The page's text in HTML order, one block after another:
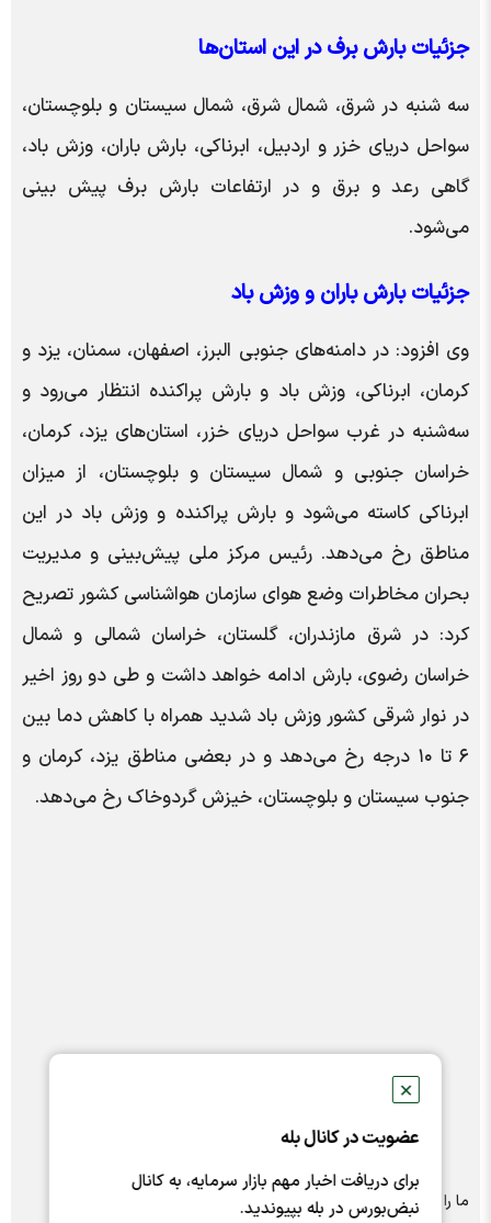
✕
عضویت در کانال بله
برای دریافت اخبار مهم بازار سرمایه، به کانال
نبض‌بورس در بله بپیوندید.
جزئیات بارش برف در این استان‌ها
سه شنبه در شرق، شمال شرق، شمال سیستان و بلوچستان،
سواحل دریای خزر و اردبیل، ابرناکی، بارش باران، وزش باد،
گاهی رعد و برق و در ارتفاعات بارش برف پیش بینی
می‌شود.
جزئیات بارش باران و وزش باد
وی افزود: در دامنه‌های جنوبی البرز، اصفهان، سمنان، یزد و
کرمان، ابرناکی، وزش باد و بارش پراکنده انتظار می‌رود و
سه‌شنبه در غرب سواحل دریای خزر، استان‌های یزد، کرمان،
خراسان جنوبی و شمال سیستان و بلوچستان، از میزان
ابرناکی کاسته می‌شود و بارش پراکنده و وزش باد در این
مناطق رخ می‌دهد. رئیس مرکز ملی پیش‌بینی و مدیریت
بحران مخاطرات وضع هوای سازمان هواشناسی کشور تصریح
کرد: در شرق مازندران، گلستان، خراسان شمالی و شمال
خراسان رضوی، بارش ادامه خواهد داشت و طی دو روز اخیر
در نوار شرقی کشور وزش باد شدید همراه با کاهش دما بین
۶ تا ۱۰ درجه رخ می‌دهد و در بعضی مناطق یزد، کرمان و
جنوب سیستان و بلوچستان، خیزش گردوخاک رخ می‌دهد.
ما را در شبکه های اجتماعی دنبال کنید :